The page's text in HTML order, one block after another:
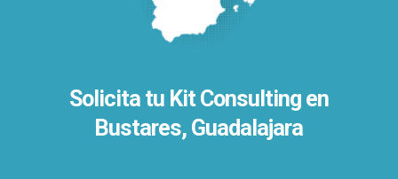
Solicita tu Kit Consulting en
Bustares, Guadalajara